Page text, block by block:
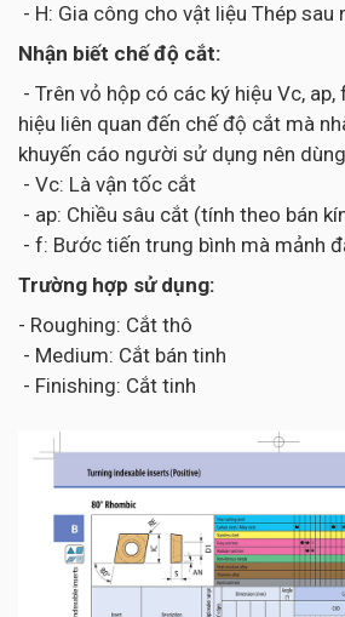
- H: Gia công cho vật liệu Thép sau
Nhận biết chế độ cắt:
- Trên vỏ hộp có các ký hiệu Vc,
hiệu liên quan đến chế độ cắt mà
khuyến cáo người sử dụng nên
- Vc: Là vận tốc cắt
- ap: Chiều sâu cắt (tính theo bán
- f: Bước tiến trung bình mà mảnh
Trường hợp sử dụng:
- Roughing: Cắt thô
- Medium: Cắt bán tinh
- Finishing: Cắt tinh